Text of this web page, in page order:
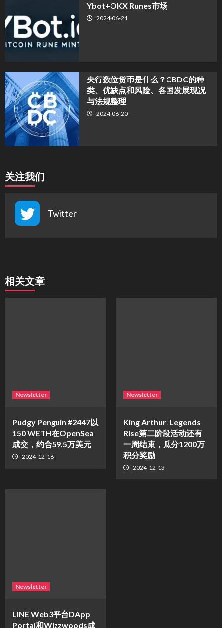
Ybot+OKX Runes市场
2024-06-21
央行数位货币是什么？CBDC的种
类、优缺点和风险、各国发展现况
与法规整理
2024-06-20
关注我们
Twitter
相关文章
Newsletter
Pudgy Penguin #2447以
150 WETH在OpenSea
成交，约合59.5万美元
2024-12-16
Newsletter
King Arthur: Legends
Rise第二阶段活动还有
一周结束，瓜分1200万
积分奖励
2024-12-13
Newsletter
LINE Web3平台DApp
Portal和Wizzwoods成